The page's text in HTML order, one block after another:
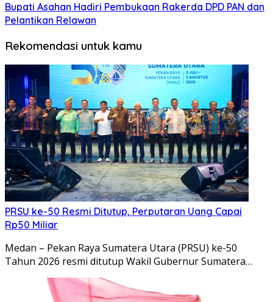
Bupati Asahan Hadiri Pembukaan Rakerda DPD PAN dan
Pelantikan Relawan
Rekomendasi untuk kamu
PRSU ke-50 Resmi Ditutup, Perputaran Uang Capai
Rp50 Miliar
Medan – Pekan Raya Sumatera Utara (PRSU) ke-50
Tahun 2026 resmi ditutup Wakil Gubernur Sumatera…